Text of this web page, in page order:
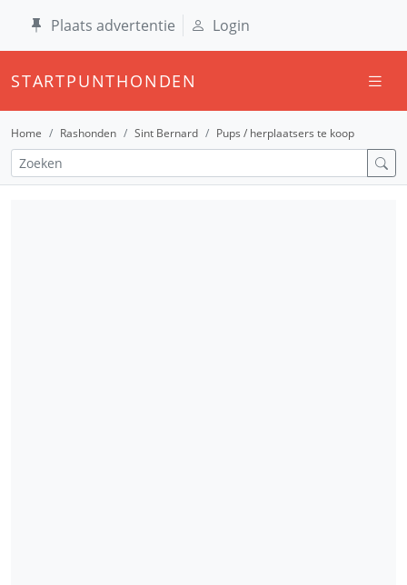
Plaats advertentie Login
STARTPUNTHONDEN
Home Rashonden Sint Bernard Pups / herplaatsers te koop